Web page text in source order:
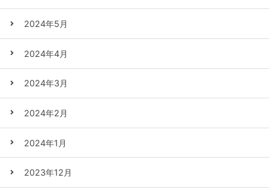
2024年5月
2024年4月
2024年3月
2024年2月
2024年1月
2023年12月